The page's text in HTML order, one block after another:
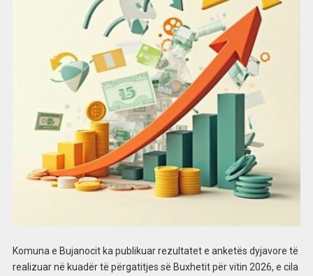
Komuna e Bujanocit ka publikuar rezultatet e anketës dyjavore të
realizuar në kuadër të përgatitjes së Buxhetit për vitin 2026, e cila